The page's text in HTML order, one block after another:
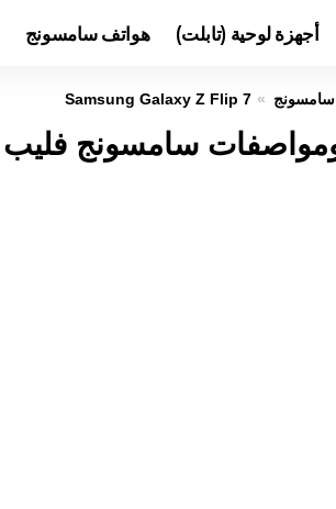
أجهزة لوحية (تابلت) هواتف سامسونج
سامسونج Samsung Galaxy Z Flip 7